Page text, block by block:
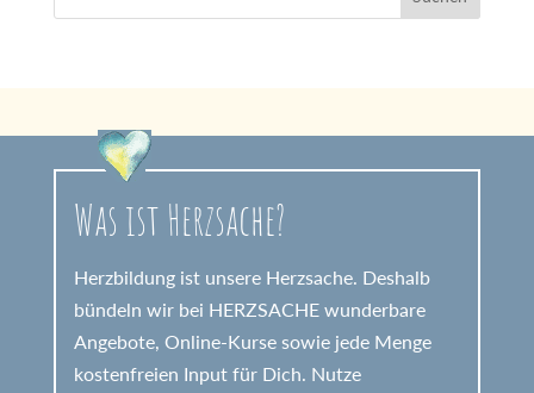
Was ist Herzsache?
Herzbildung ist unsere Herzsache. Deshalb
bündeln wir bei HERZSACHE wunderbare
Angebote, Online-Kurse sowie jede Menge
kostenfreien Input für Dich. Nutze